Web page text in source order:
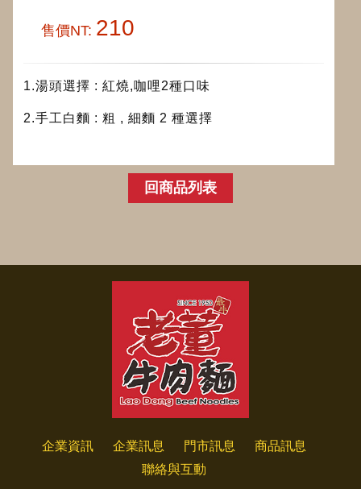
售價NT: 210
1.湯頭選擇 : 紅燒,咖哩2種口味
2.手工白麵 : 粗 , 細麵 2 種選擇
回商品列表
企業資訊 企業訊息 門市訊息
商品訊息
聯絡與互動